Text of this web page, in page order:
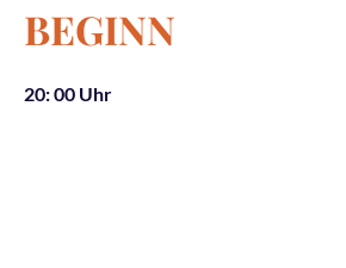
BEGINN
20: 00 Uhr